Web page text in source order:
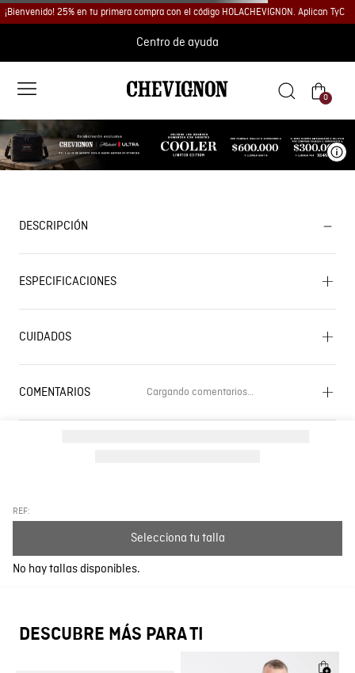
¡Bienvenido! 25% en tu primera compra con el código HOLACHEVIGNON. Aplican TyC
Centro de ayuda
0
REF:
Selecciona tu talla
No hay tallas disponibles.
DESCRIPCIÓN
ESPECIFICACIONES
CUIDADOS
COMENTARIOS Cargando comentarios…
Cargando el resumen…
DESCUBRE MÁS PARA TI